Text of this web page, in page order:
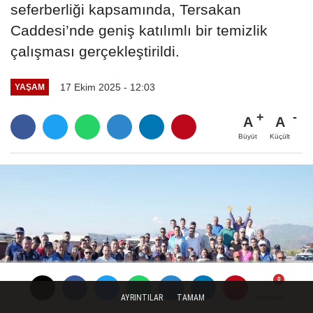
seferberliği kapsamında, Tersakan
Caddesi’nde geniş katılımlı bir temizlik
çalışması gerçekleştirildi.
YAŞAM 17 Ekim 2025 - 12:03
A
Büyüt
A
Küçült
AYRINTILAR TAMAM